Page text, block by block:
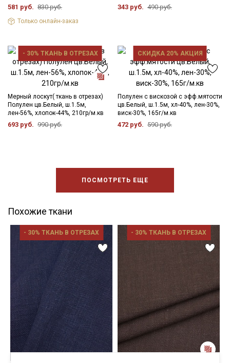
581 руб. 830 руб.
Только онлайн-заказ
343 руб. 490 руб.
- 30% ТКАНЬ В ОТРЕЗАХ
Мерный лоскут( ткань в отрезах)
Полулен цв.Белый, ш.1.5м,
лен-56%, хлопок-44%, 210гр/м.кв
693 руб. 990 руб.
СКИДКА 20% АКЦИЯ
Полулен с вискозой с эфф.мятости
цв.Белый, ш.1.5м, хл-40%, лен-30%,
виск-30%, 165г/м.кв
472 руб. 590 руб.
ПОСМОТРЕТЬ ЕЩЕ
Похожие ткани
- 30% ТКАНЬ В ОТРЕЗАХ - 30% ТКАНЬ В ОТРЕЗАХ